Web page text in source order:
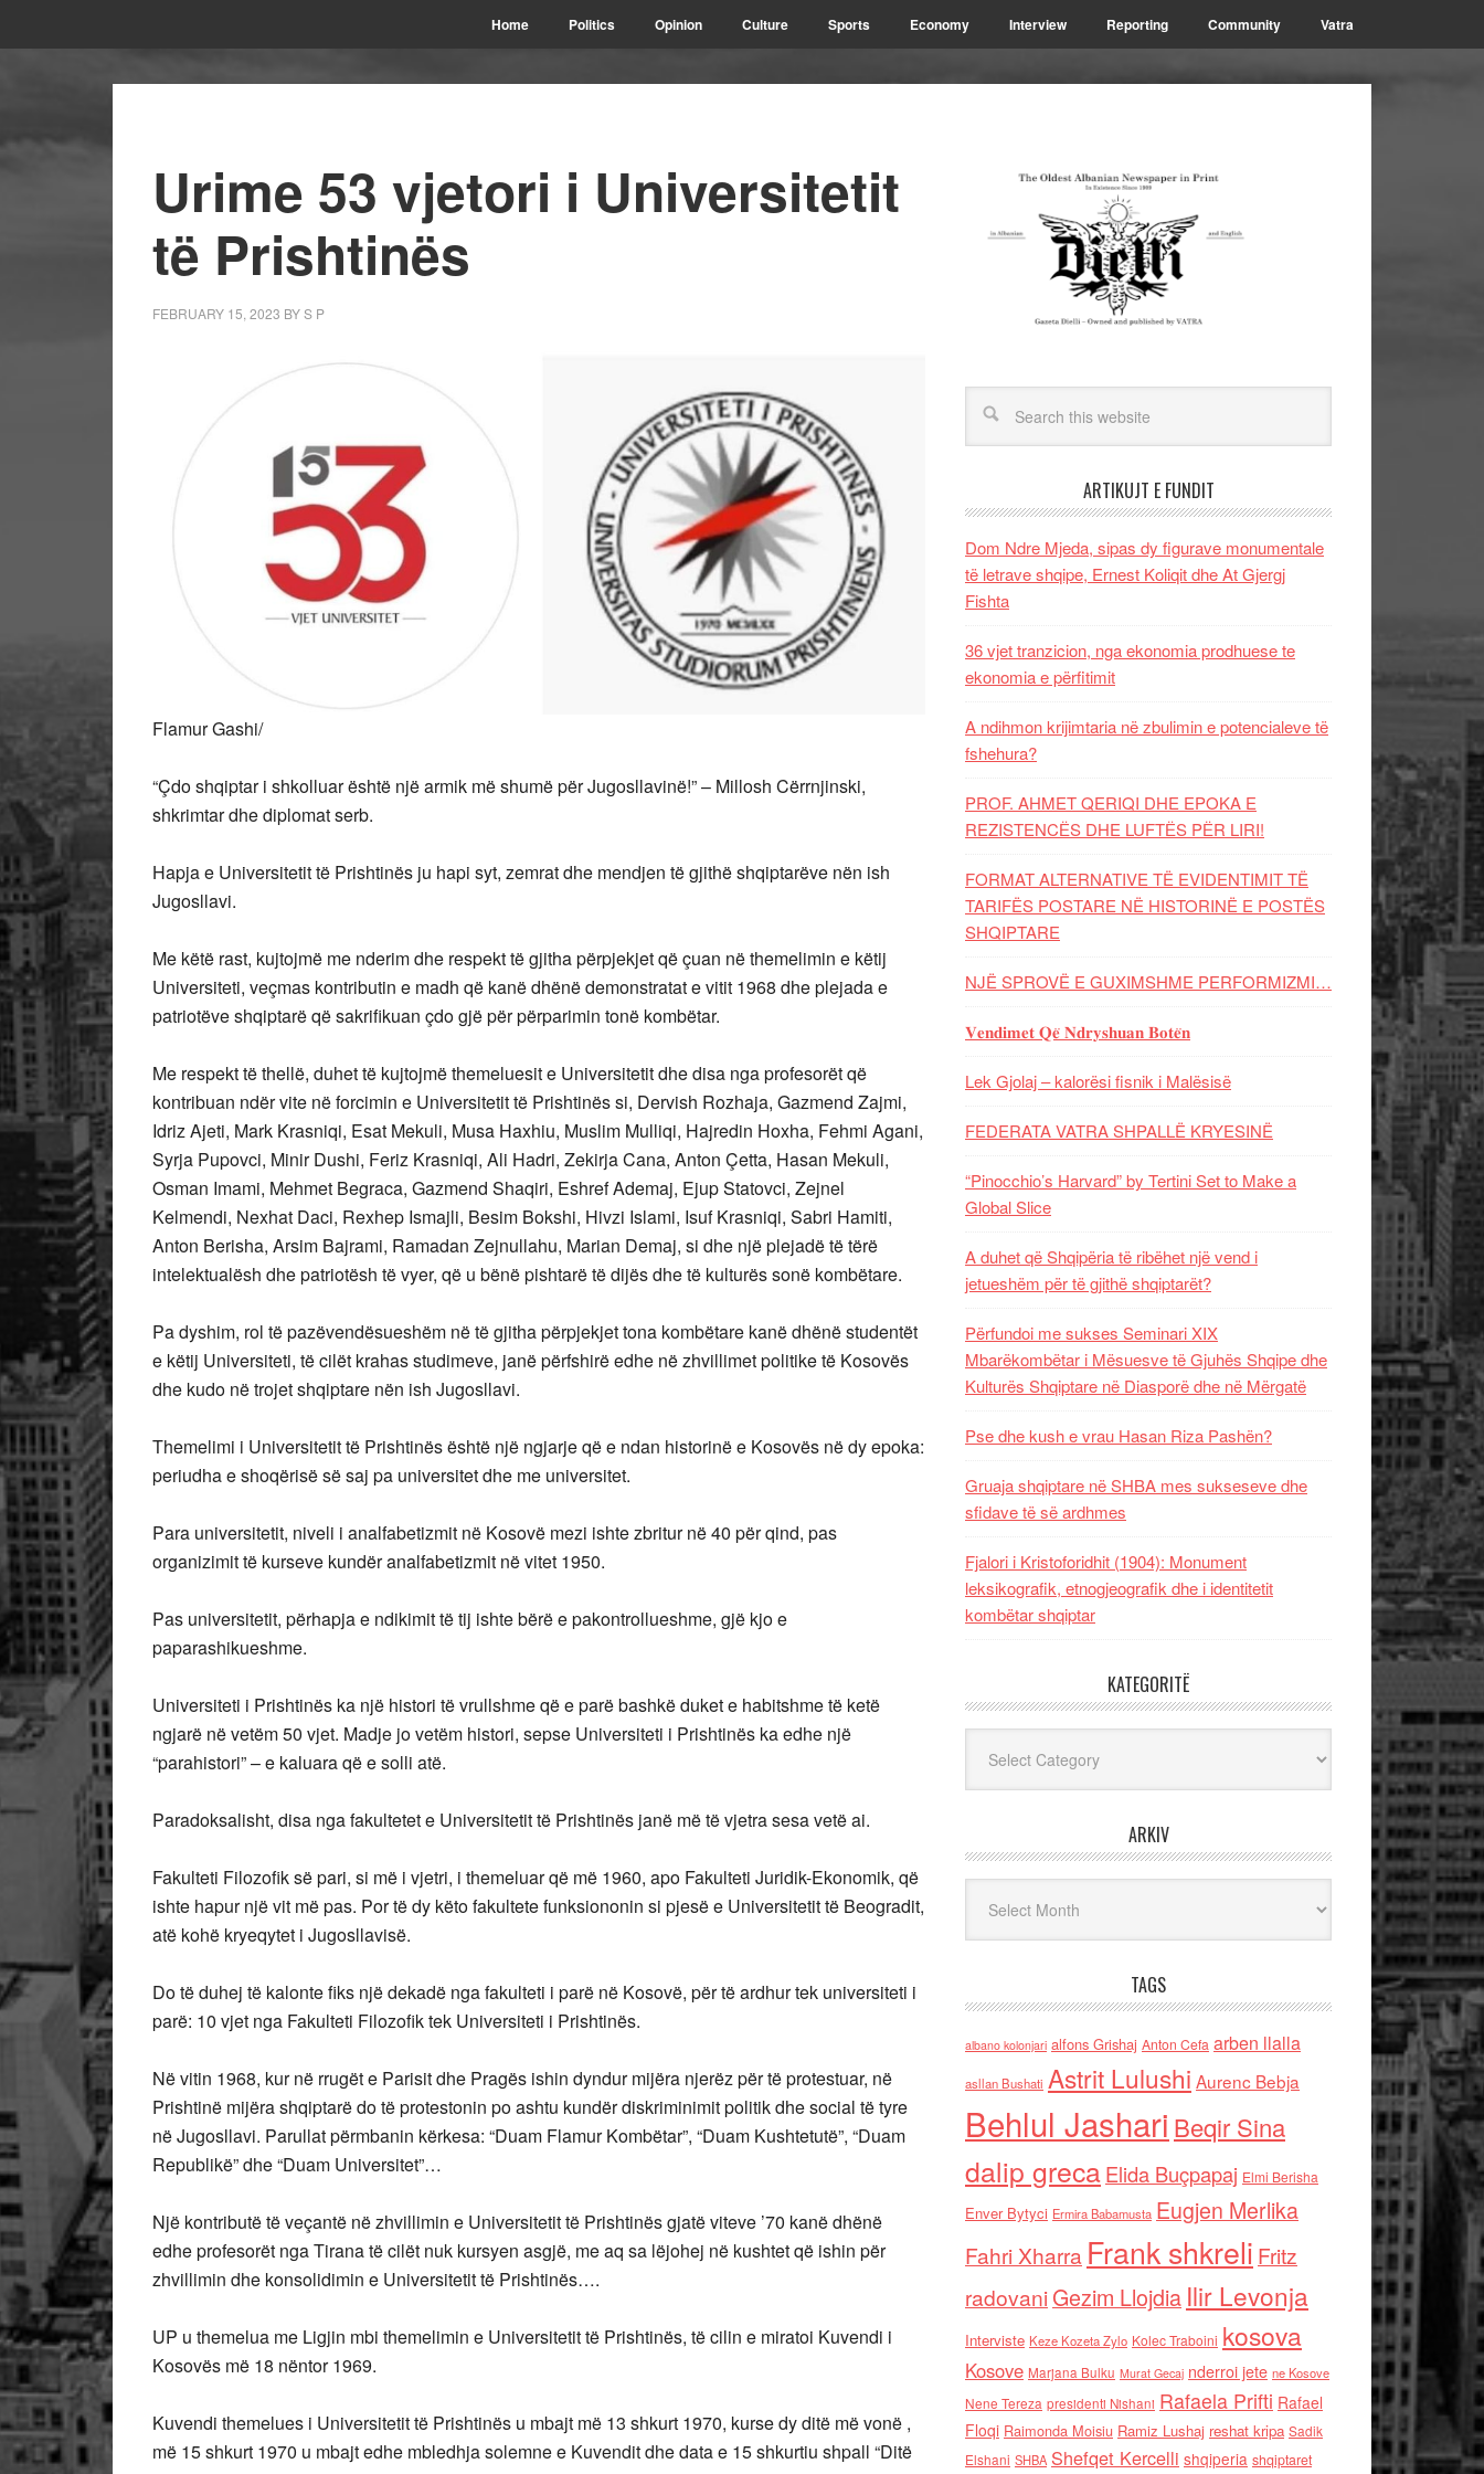
Home Politics Opinion Culture Sports Economy Interview Reporting Community Vatra
Urime 53 vjetori i Universitetit
të Prishtinës
FEBRUARY 15, 2023 BYS P
Flamur Gashi/
“Çdo shqiptar i shkolluar është një armik më shumë për Jugosllavinë!” – Millosh Cërrnjinski,
shkrimtar dhe diplomat serb.
Hapja e Universitetit të Prishtinës ju hapi syt, zemrat dhe mendjen të gjithë shqiptarëve nën ish
Jugosllavi.
Me këtë rast, kujtojmë me nderim dhe respekt të gjitha përpjekjet që çuan në themelimin e këtij
Universiteti, veçmas kontributin e madh që kanë dhënë demonstratat e vitit 1968 dhe plejada e
patriotëve shqiptarë që sakrifikuan çdo gjë për përparimin tonë kombëtar.
Me respekt të thellë, duhet të kujtojmë themeluesit e Universitetit dhe disa nga profesorët që
kontribuan ndër vite në forcimin e Universitetit të Prishtinës si, Dervish Rozhaja, Gazmend Zajmi,
Idriz Ajeti, Mark Krasniqi, Esat Mekuli, Musa Haxhiu, Muslim Mulliqi, Hajredin Hoxha, Fehmi Agani,
Syrja Pupovci, Minir Dushi, Feriz Krasniqi, Ali Hadri, Zekirja Cana, Anton Çetta, Hasan Mekuli,
Osman Imami, Mehmet Begraca, Gazmend Shaqiri, Eshref Ademaj, Ejup Statovci, Zejnel
Kelmendi, Nexhat Daci, Rexhep Ismajli, Besim Bokshi, Hivzi Islami, Isuf Krasniqi, Sabri Hamiti,
Anton Berisha, Arsim Bajrami, Ramadan Zejnullahu, Marian Demaj, si dhe një plejadë të tërë
intelektualësh dhe patriotësh të vyer, që u bënë pishtarë të dijës dhe të kulturës sonë kombëtare.
Pa dyshim, rol të pazëvendësueshëm në të gjitha përpjekjet tona kombëtare kanë dhënë studentët
e këtij Universiteti, të cilët krahas studimeve, janë përfshirë edhe në zhvillimet politike të Kosovës
dhe kudo në trojet shqiptare nën ish Jugosllavi.
Themelimi i Universitetit të Prishtinës është një ngjarje që e ndan historinë e Kosovës në dy epoka:
periudha e shoqërisë së saj pa universitet dhe me universitet.
Para universitetit, niveli i analfabetizmit në Kosovë mezi ishte zbritur në 40 për qind, pas
organizimit të kurseve kundër analfabetizmit në vitet 1950.
Pas universitetit, përhapja e ndikimit të tij ishte bërë e pakontrollueshme, gjë kjo e
paparashikueshme.
Universiteti i Prishtinës ka një histori të vrullshme që e parë bashkë duket e habitshme të ketë
ngjarë në vetëm 50 vjet. Madje jo vetëm histori, sepse Universiteti i Prishtinës ka edhe një
“parahistori” – e kaluara që e solli atë.
Paradoksalisht, disa nga fakultetet e Universitetit të Prishtinës janë më të vjetra sesa vetë ai.
Fakulteti Filozofik së pari, si më i vjetri, i themeluar që më 1960, apo Fakulteti Juridik-Ekonomik, që
ishte hapur një vit më pas. Por të dy këto fakultete funksiononin si pjesë e Universitetit të Beogradit,
atë kohë kryeqytet i Jugosllavisë.
Do të duhej të kalonte fiks një dekadë nga fakulteti i parë në Kosovë, për të ardhur tek universiteti i
parë: 10 vjet nga Fakulteti Filozofik tek Universiteti i Prishtinës.
Në vitin 1968, kur në rrugët e Parisit dhe Pragës ishin dyndur mijëra njerëz për të protestuar, në
Prishtinë mijëra shqiptarë do të protestonin po ashtu kundër diskriminimit politik dhe social të tyre
në Jugosllavi. Parullat përmbanin kërkesa: “Duam Flamur Kombëtar”, “Duam Kushtetutë”, “Duam
Republikë” dhe “Duam Universitet”…
Një kontributë të veçantë në zhvillimin e Universitetit të Prishtinës gjatë viteve ’70 kanë dhënë
edhe profesorët nga Tirana të cilët nuk kursyen asgjë, me aq sa lëjohej në kushtet që ishin për
zhvillimin dhe konsolidimin e Universitetit të Prishtinës….
UP u themelua me Ligjin mbi themelimin e Universitetit të Prishtinës, të cilin e miratoi Kuvendi i
Kosovës më 18 nëntor 1969.
Kuvendi themelues i Universitetit të Prishtinës u mbajt më 13 shkurt 1970, kurse dy ditë më vonë ,
më 15 shkurt 1970 u mbajt edhe mbledhja solemne e Kuvendit dhe data e 15 shkurtiu shpall “Ditë
ARTIKUJT E FUNDIT
Dom Ndre Mjeda, sipas dy figurave monumentale
të letrave shqipe, Ernest Koliqit dhe At Gjergj
Fishta
36 vjet tranzicion, nga ekonomia prodhuese te
ekonomia e përfitimit
A ndihmon krijimtaria në zbulimin e potencialeve të
fshehura?
PROF. AHMET QERIQI DHE EPOKA E
REZISTENCЁS DHE LUFTЁS PЁR LIRI!
FORMAT ALTERNATIVE TË EVIDENTIMIT TË
TARIFËS POSTARE NË HISTORINË E POSTËS
SHQIPTARE
NJË SPROVË E GUXIMSHME PERFORMIZMI…
𝐕𝐞𝐧𝐝𝐢𝐦𝐞𝐭 𝐐𝐞̈ 𝐍𝐝𝐫𝐲𝐬𝐡𝐮𝐚𝐧 𝐁𝐨𝐭𝐞̈𝐧
Lek Gjolaj – kalorësi fisnik i Malësisë
FEDERATA VATRA SHPALLË KRYESINË
“Pinocchio’s Harvard” by Tertini Set to Make a
Global Slice
A duhet që Shqipëria të ribëhet një vend i
jetueshëm për të gjithë shqiptarët?
Përfundoi me sukses Seminari XIX
Mbarëkombëtar i Mësuesve të Gjuhës Shqipe dhe
Kulturës Shqiptare në Diasporë dhe në Mërgatë
Pse dhe kush e vrau Hasan Riza Pashën?
Gruaja shqiptare në SHBA mes sukseseve dhe
sfidave të së ardhmes
Fjalori i Kristoforidhit (1904): Monument
leksikografik, etnogjeografik dhe i identitetit
kombëtar shqiptar
KATEGORITË
ARKIV
TAGS
albano kolonjari alfons Grishaj Anton Cefa arben llalla
asllan Bushati Astrit Lulushi Aurenc Bebja
Behlul Jashari Beqir Sina
dalip grecaElida Buçpapaj Elmi Berisha
Enver Bytyci Ermira Babamusta Eugjen Merlika
Fahri Xharra Frank shkreli Fritz
radovaniGezim Llojdia Ilir Levonja
Interviste Keze Kozeta Zylo Kolec Traboini kosova
Kosove Marjana Bulku Murat Gecaj nderroi jete ne Kosove
Nene Tereza presidenti Nishani Rafaela Prifti Rafael
Floqi Raimonda Moisiu Ramiz Lushaj reshat kripa Sadik
Elshani SHBA Shefqet Kercelli shqiperia shqiptaret